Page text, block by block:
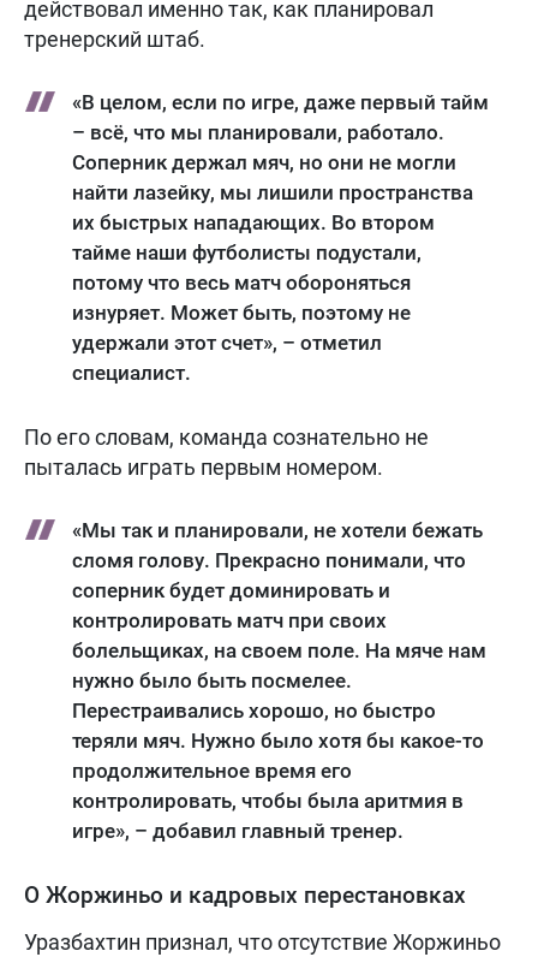
действовал именно так, как планировал
тренерский штаб.
«В целом, если по игре, даже первый тайм
– всё, что мы планировали, работало.
Соперник держал мяч, но они не могли
найти лазейку, мы лишили пространства
их быстрых нападающих. Во втором
тайме наши футболисты подустали,
потому что весь матч обороняться
изнуряет. Может быть, поэтому не
удержали этот счет», – отметил
специалист.
По его словам, команда сознательно не
пыталась играть первым номером.
«Мы так и планировали, не хотели бежать
сломя голову. Прекрасно понимали, что
соперник будет доминировать и
контролировать матч при своих
болельщиках, на своем поле. На мяче нам
нужно было быть посмелее.
Перестраивались хорошо, но быстро
теряли мяч. Нужно было хотя бы какое-то
продолжительное время его
контролировать, чтобы была аритмия в
игре», – добавил главный тренер.
О Жоржиньо и кадровых перестановках
Уразбахтин признал, что отсутствие Жоржиньо